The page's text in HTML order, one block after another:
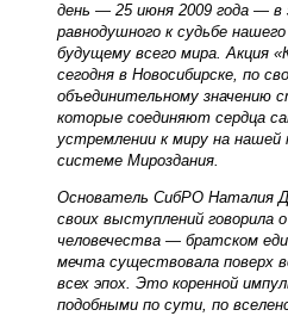
день — 25 июня 2009 года — в
равнодушного к судьбе
будущему всего мира. Акция
сегодня в Новосибирске, по
объединительному значению
которые соединяют сердца
устремлении к миру на нашей
системе Мироздания.
Основатель СибРО Наталия
своих выступлений говорила
человечества — братском
мечта существовала поверх
всех эпох. Это коренной
подобными по сути, по